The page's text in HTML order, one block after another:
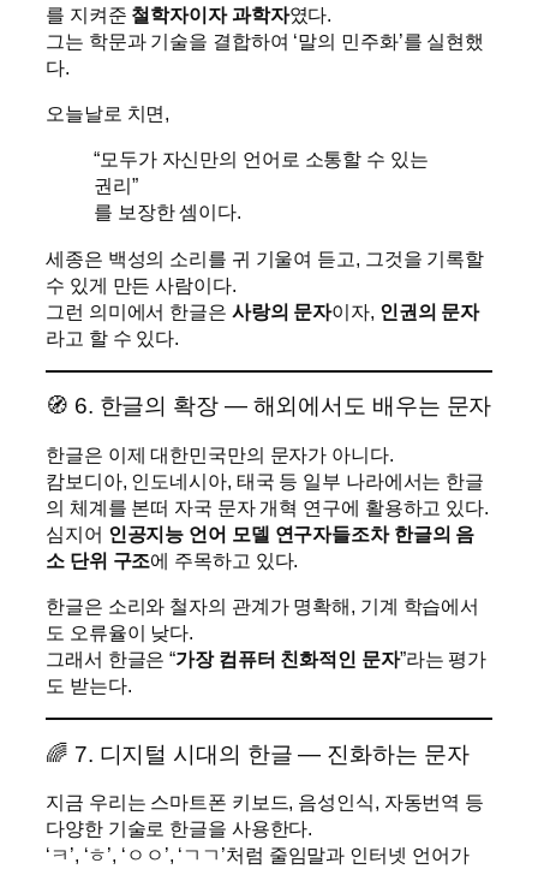
를 지켜준 철학자이자 과학자였다.
그는 학문과 기술을 결합하여 ‘말의 민주화’를 실현했
다.
오늘날로 치면,
“모두가 자신만의 언어로 소통할 수 있는
권리”
를 보장한 셈이다.
세종은 백성의 소리를 귀 기울여 듣고, 그것을 기록할
수 있게 만든 사람이다.
그런 의미에서 한글은 사랑의 문자이자, 인권의 문자
라고 할 수 있다.
🧭 6. 한글의 확장 — 해외에서도 배우는 문자
한글은 이제 대한민국만의 문자가 아니다.
캄보디아, 인도네시아, 태국 등 일부 나라에서는 한글
의 체계를 본떠 자국 문자 개혁 연구에 활용하고 있다.
심지어 인공지능 언어 모델 연구자들조차 한글의 음
소 단위 구조에 주목하고 있다.
한글은 소리와 철자의 관계가 명확해, 기계 학습에서
도 오류율이 낮다.
그래서 한글은 “가장 컴퓨터 친화적인 문자”라는 평가
도 받는다.
🌈 7. 디지털 시대의 한글 — 진화하는 문자
지금 우리는 스마트폰 키보드, 음성인식, 자동번역 등
다양한 기술로 한글을 사용한다.
‘ㅋ’, ‘ㅎ’, ‘ㅇㅇ’, ‘ㄱㄱ’처럼 줄임말과 인터넷 언어가